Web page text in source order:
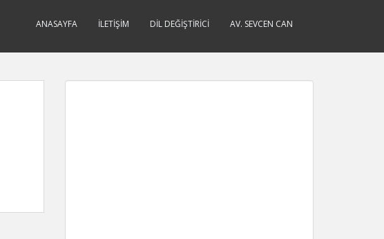
ANASAYFA İLETIŞIM DIL DEĞIŞTIRICI AV. SEVCEN CAN